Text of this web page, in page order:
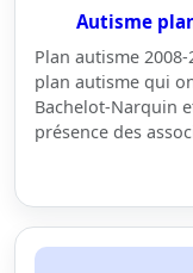
Autisme
Plan autisme
plan autisme qui
Bachelot-Narquin
présence des